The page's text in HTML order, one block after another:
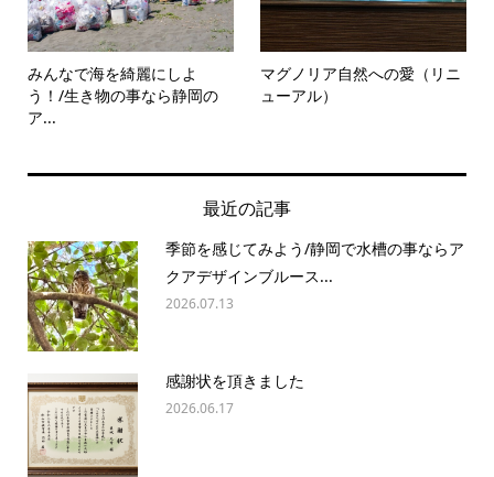
みんなで海を綺麗にしよ
う！/生き物の事なら静岡の
ア...
マグノリア自然への愛（リニ
ューアル）
最近の記事
季節を感じてみよう/静岡で水槽の事ならア
クアデザインブルース...
2026.07.13
感謝状を頂きました
2026.06.17